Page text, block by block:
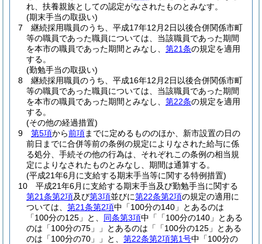
れ、扶養親族としての認定がなされたものとみなす。
(期末手当の取扱い)
7
継続採用職員のうち、平成17年12月2日以後合併関係市町
等の職員であった職員については、当該職員であった期間
を本市の職員であった期間とみなし、 第21条の規定を適用
する。
(勤勉手当の取扱い)
8
継続採用職員のうち、平成16年12月2日以後合併関係市町
等の職員であった職員については、当該職員であった期間
を本市の職員であった期間とみなし、 第22条の規定を適用
する。
(その他の経過措置)
9
第5項から前項までに定めるもののほか、新市設置の日の
前日までに合併等前の条例の規定によりなされた給与に係
る処分、手続その他の行為は、それぞれこの条例の相当規
定によりなされたものとみなし、期間は通算する。
(平成21年6月に支給する期末手当等に関する特例措置)
10
平成21年6月に支給する期末手当及び勤勉手当に関する
第21条第2項及び第3項並びに第22条第2項の規定の適用に
ついては、 第21条第2項中「100分の140」とあるのは
「100分の125」と、 同条第3項中「「100分の140」とある
のは「100分の75」」とあるのは「「100分の125」とある
のは「100分の70」」と、 第22条第2項第1号中「100分の